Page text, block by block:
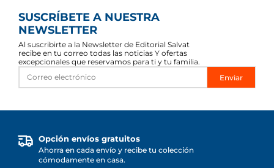
SUSCRÍBETE A NUESTRA
NEWSLETTER
Al suscribirte a la Newsletter de Editorial Salvat
recibe en tu correo todas las noticias Y ofertas
excepcionales que reservamos para ti y tu familia.
Enviar
Opción envíos gratuitos
Ahorra en cada envío y recibe tu colección
cómodamente en casa.